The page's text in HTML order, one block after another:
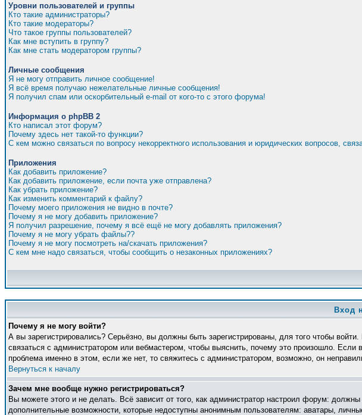
Уровни пользователей и группы
Кто такие администраторы?
Кто такие модераторы?
Что такое группы пользователей?
Как мне вступить в группу?
Как мне стать модератором группы?
Личные сообщения
Я не могу отправить личное сообщение!
Я всё время получаю нежелательные личные сообщения!
Я получил спам или оскорбительный e-mail от кого-то с этого форума!
Информация о phpBB 2
Кто написал этот форум?
Почему здесь нет такой-то функции?
С кем можно связаться по вопросу некорректного использования и юридических вопросов,
Приложения
Как добавить приложение?
Как добавить приложение, если почта уже отправлена?
Как убрать приложение?
Как изменить комментарий к файлу?
Почему моего приложения не видно в почте?
Почему я не могу добавить приложение?
Я получил разрешение, почему я всё ещё не могу добавлять приложения?
Почему я не могу убрать файлы??
Почему я не могу посмотреть на/скачать приложения?
С кем мне надо связаться, чтобы сообщить о незаконных приложениях?
Вход
Почему я не могу войти?
А вы зарегистрировались? Серьёзно, вы должны быть зарегистрированы, для того чтобы
связаться с администратором или вебмастером, чтобы выяснить, почему это произошло.
проблема именно в этом, если же нет, то свяжитесь с администратором, возможно, он
Вернуться к началу
Зачем мне вообще нужно регистрироваться?
Вы можете этого и не делать. Всё зависит от того, как администратор настроил форум:
дополнительные возможности, которые недоступны анонимным пользователям: аватары,